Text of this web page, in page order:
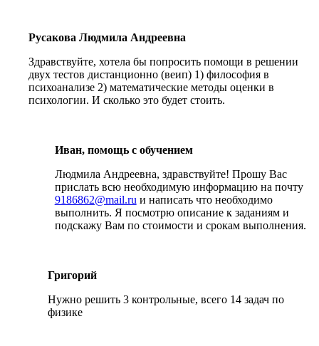
Русакова Людмила Андреевна
Здравствуйте, хотела бы попросить помощи в решении
двух тестов дистанционно (веип) 1) философия в
психоанализе 2) математические методы оценки в
психологии. И сколько это будет стоить.
Иван, помощь с обучением
Людмила Андреевна, здравствуйте! Прошу Вас
прислать всю необходимую информацию на почту
9186862@mail.ru и написать что необходимо
выполнить. Я посмотрю описание к заданиям и
подскажу Вам по стоимости и срокам выполнения.
Григорий
Нужно решить 3 контрольные, всего 14 задач по
физике